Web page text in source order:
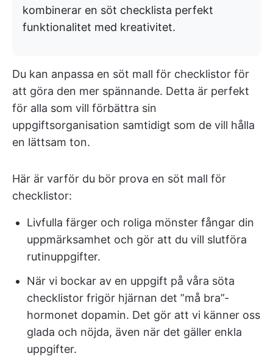
kombinerar en söt checklista perfekt
funktionalitet med kreativitet.
Du kan anpassa en söt mall för checklistor för
att göra den mer spännande. Detta är perfekt
för alla som vill förbättra sin
uppgiftsorganisation samtidigt som de vill hålla
en lättsam ton.
Här är varför du bör prova en söt mall för
checklistor:
Livfulla färger och roliga mönster fångar din
uppmärksamhet och gör att du vill slutföra
rutinuppgifter.
När vi bockar av en uppgift på våra söta
checklistor frigör hjärnan det ”må bra”-
hormonet dopamin. Det gör att vi känner oss
glada och nöjda, även när det gäller enkla
uppgifter.